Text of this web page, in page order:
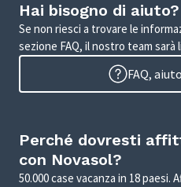
Hai bisogno di aiuto?
Se non riesci a trovare le
sezione FAQ, il nostro team
FAQ,
Perché dovresti
con Novasol?
50.000 case vacanza in 18 paesi.